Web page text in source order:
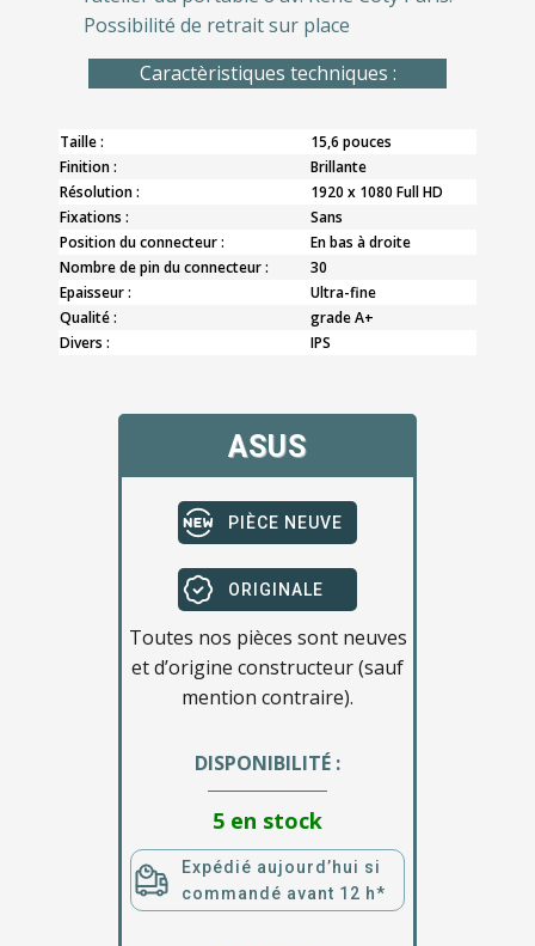
Possibilité de retrait sur place
Caractèristiques techniques :
Taille :
15,6 pouces
Finition :
Brillante
Résolution :
1920 x 1080 Full HD
Fixations :
Sans
Position du connecteur :
En bas à droite
Nombre de pin du connecteur :
30
Epaisseur :
Ultra-fine
Qualité :
grade A+
Divers :
IPS
ASUS
PIÈCE NEUVE
ORIGINALE
Toutes nos pièces sont neuves
et d’origine constructeur (sauf
mention contraire).
DISPONIBILITÉ :
5 en stock
Expédié aujourd’hui si
commandé avant 12 h*